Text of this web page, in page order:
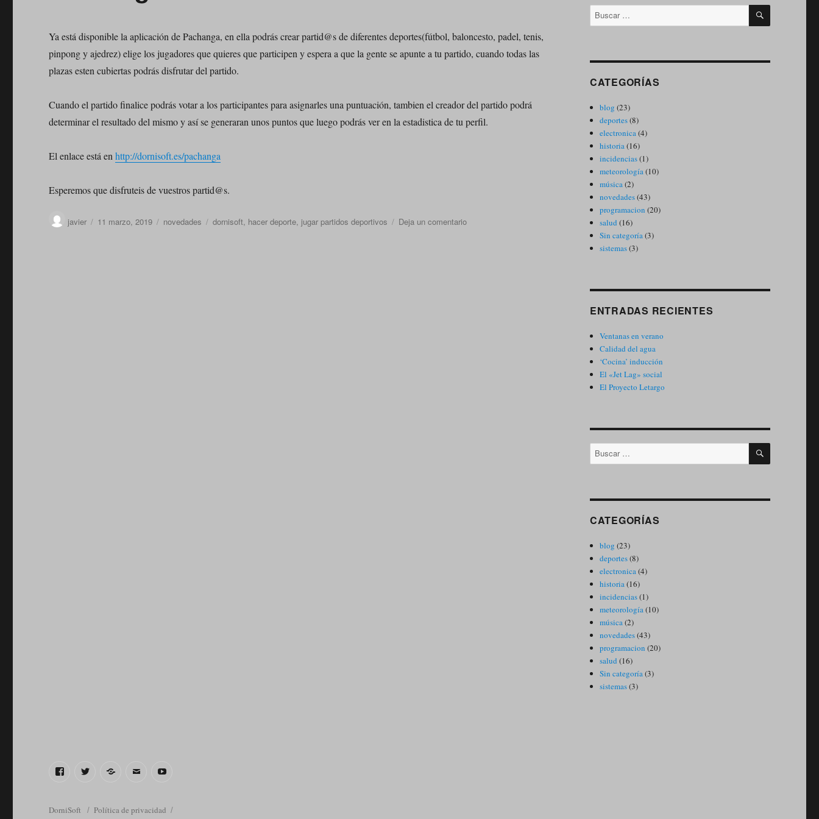
Ya está disponible la aplicación de Pachanga, en ella podrás crear partid@s de diferentes deportes(fútbol, baloncesto, padel, tenis,
pinpong y ajedrez) elige los jugadores que quieres que participen y espera a que la gente se apunte a tu partido, cuando todas las
plazas esten cubiertas podrás disfrutar del partido.
Cuando el partido finalice podrás votar a los participantes para asignarles una puntuación, tambien el creador del partido podrá
determinar el resultado del mismo y así se generaran unos puntos que luego podrás ver en la estadistica de tu perfil.
El enlace está enhttp://dornisoft.es/pachanga
Esperemos que disfruteis de vuestros partid@s.
javier 11 marzo, 2019 Categorías
novedades Etiquetas
dornisoft, hacer deporte, jugar partidos deportivos Deja un comentario
Buscar
por:
BUSCAR
CATEGORÍAS
blog (23)
deportes(8)
electronica(4)
historia(16)
incidencias(1)
meteorología(10)
música(2)
novedades(43)
programacion (20)
salud (16)
Sin categoría(3)
sistemas(3)
ENTRADAS RECIENTES
Ventanas en verano
Calidad del agua
‘Cocina’ inducción
El «Jet Lag» social
El Proyecto Letargo
Buscar
por:
BUSCAR
CATEGORÍAS
blog (23)
deportes(8)
electronica(4)
historia(16)
incidencias(1)
meteorología(10)
música(2)
novedades(43)
programacion (20)
salud (16)
Sin categoría(3)
sistemas(3)
FacebookTwitter TelegramCorreo
DorniSoft Política de privacidad